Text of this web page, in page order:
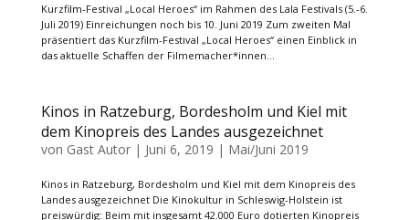
Kurzfilm-Festival „Local Heroes“ im Rahmen des Lala Festivals (5.-6.
Juli 2019) Einreichungen noch bis 10. Juni 2019 Zum zweiten Mal
präsentiert das Kurzfilm-Festival „Local Heroes“ einen Einblick in
das aktuelle Schaffen der Filmemacher*innen...
Kinos in Ratzeburg, Bordesholm und Kiel mit
dem Kinopreis des Landes ausgezeichnet
von Gast Autor| Juni 6, 2019 | Mai/Juni 2019
Kinos in Ratzeburg, Bordesholm und Kiel mit dem Kinopreis des
Landes ausgezeichnet Die Kinokultur in Schleswig-Holstein ist
preiswürdig: Beim mit insgesamt 42.000 Euro dotierten Kinopreis